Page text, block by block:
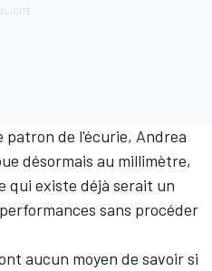
patron de l'écurie, Andrea
désormais au millimètre,
qui existe déjà serait un
sans procéder
aucun moyen de savoir si